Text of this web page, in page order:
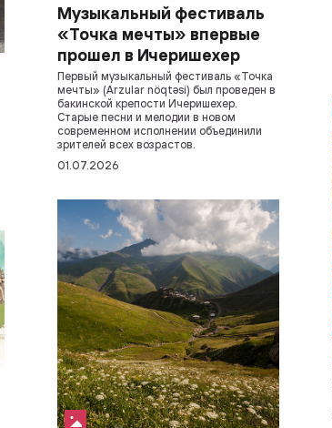
Музыкальный фестиваль
«Точка мечты» впервые
прошел в Ичеришехер
Первый музыкальный фестиваль «Точка
мечты» (Arzular nöqtəsi) был проведен в
бакинской крепости Ичеришехер.
Старые песни и мелодии в новом
современном исполнении объединили
зрителей всех возрастов.
01.07.2026